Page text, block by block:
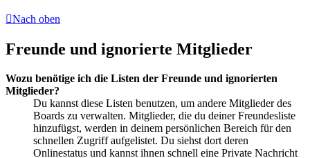
Nach oben
Freunde und ignorierte Mitglieder
Wozu benötige ich die Listen der Freunde und ignorierten
Mitglieder?
Du kannst diese Listen benutzen, um andere Mitglieder des
Boards zu verwalten. Mitglieder, die du deiner Freundesliste
hinzufügst, werden in deinem persönlichen Bereich für den
schnellen Zugriff aufgelistet. Du siehst dort deren
Onlinestatus und kannst ihnen schnell eine Private Nachricht